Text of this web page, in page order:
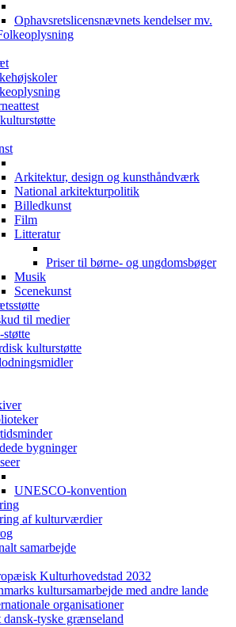
Ophavsretslicensnævnets kendelser mv.
Arkitektur, design og kunsthåndværk
National arkitekturpolitik
Billedkunst
Film
Litteratur
Priser til børne- og ungdomsbøger
Musik
Scenekunst
til medier
kulturstøtte
bygninger
UNESCO-konvention
af kulturværdier
samarbejde
Kulturhovedstad 2032
kultursamarbejde med andre lande
organisationer
dansk-tyske grænseland